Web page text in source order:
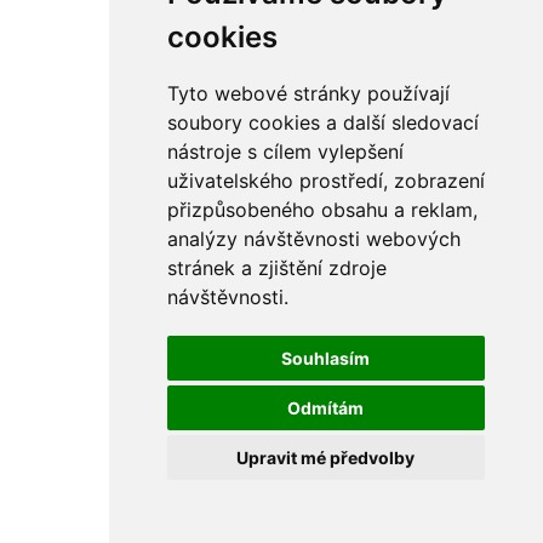
cookies
Tyto webové stránky používají
soubory cookies a další sledovací
nástroje s cílem vylepšení
uživatelského prostředí, zobrazení
přizpůsobeného obsahu a reklam,
analýzy návštěvnosti webových
stránek a zjištění zdroje
návštěvnosti.
Souhlasím
Odmítám
Upravit mé předvolby
řetězy
ostatní části
sekundární
sání
sedla
spojovací materiál
matice
podložky
pojistné kroužky
šrouby
výbava
výfuky a kolena
bowdeny a lanka
filtry
gufera